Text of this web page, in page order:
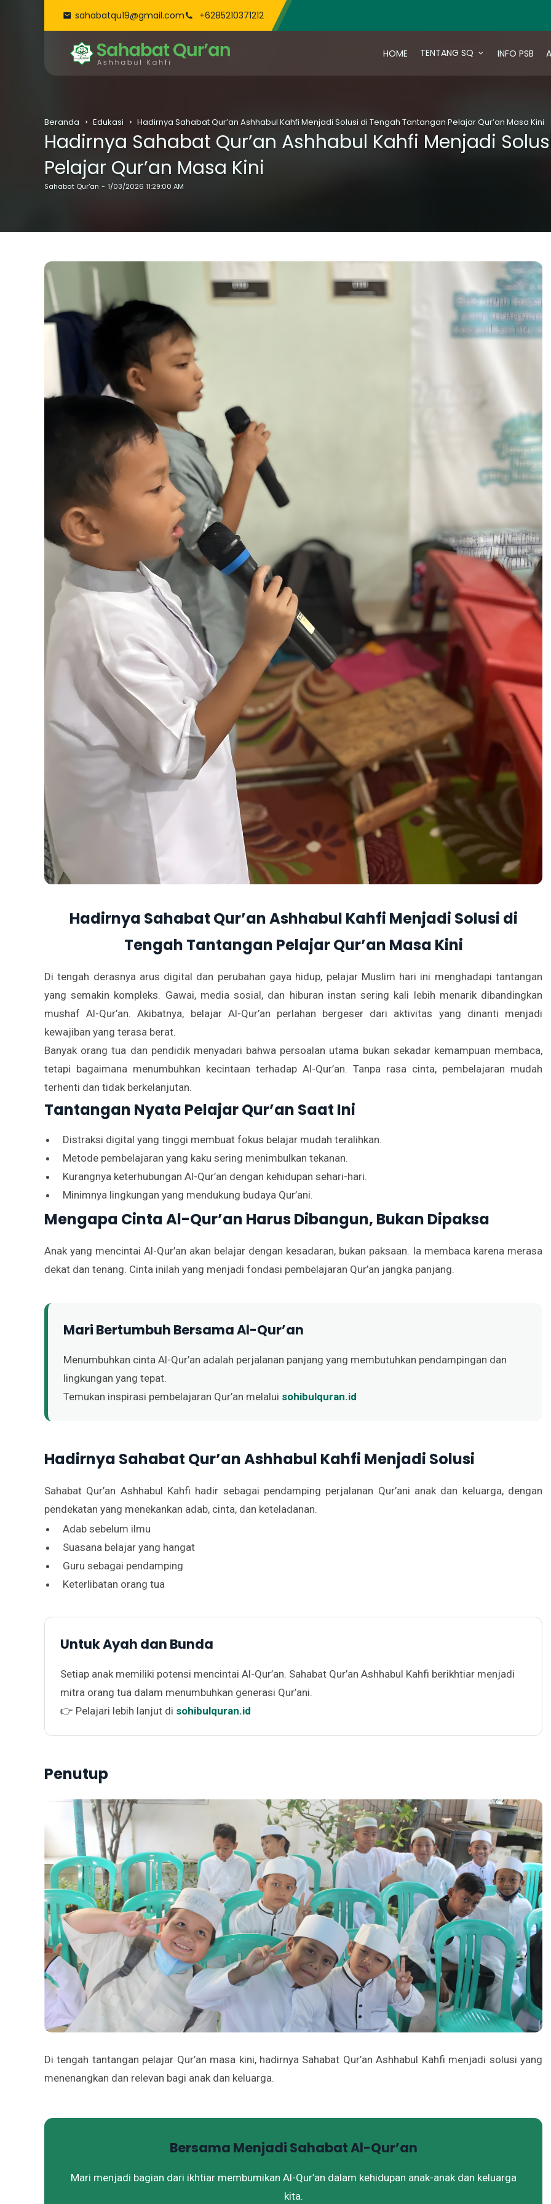
sahabatqu19@gmail.com +6285210371212
HOME TENTANG SQ INFO PSB
Beranda Edukasi Hadirnya Sahabat Qur’an Ashhabul Kahfi Menjadi Solusi di Tengah Tantangan Pelajar Qur’an Masa Kini
Sahabat Qur'an 1/03/2026 11:29:00 AM
Hadirnya Sahabat Qur’an Ashhabul Kahfi Menjadi
Pelajar Qur’an Masa Kini
Hadirnya Sahabat Qur’an Ashhabul Kahfi Menjadi Solusi di
Tengah Tantangan Pelajar Qur’an Masa Kini
Di tengah derasnya arus digital dan perubahan gaya hidup, pelajar Muslim hari ini menghadapi tantangan
yang semakin kompleks. Gawai, media sosial, dan hiburan instan sering kali lebih menarik dibandingkan
mushaf Al-Qur’an. Akibatnya, belajar Al-Qur’an perlahan bergeser dari aktivitas yang dinanti menjadi
kewajiban yang terasa berat.
Banyak orang tua dan pendidik menyadari bahwa persoalan utama bukan sekadar kemampuan membaca,
tetapi bagaimana menumbuhkan kecintaan terhadap Al-Qur’an. Tanpa rasa cinta, pembelajaran mudah
terhenti dan tidak berkelanjutan.
Tantangan Nyata Pelajar Qur’an Saat Ini
Distraksi digital yang tinggi membuat fokus belajar mudah teralihkan.
Metode pembelajaran yang kaku sering menimbulkan tekanan.
Kurangnya keterhubungan Al-Qur’an dengan kehidupan sehari-hari.
Minimnya lingkungan yang mendukung budaya Qur’ani.
Mengapa Cinta Al-Qur’an Harus Dibangun, Bukan Dipaksa
Anak yang mencintai Al-Qur’an akan belajar dengan kesadaran, bukan paksaan. Ia membaca karena merasa
dekat dan tenang. Cinta inilah yang menjadi fondasi pembelajaran Qur’an jangka panjang.
Mari Bertumbuh Bersama Al-Qur’an
Menumbuhkan cinta Al-Qur’an adalah perjalanan panjang yang membutuhkan pendampingan dan
lingkungan yang tepat.
Temukan inspirasi pembelajaran Qur’an melalui sohibulquran.id
Hadirnya Sahabat Qur’an Ashhabul Kahfi Menjadi Solusi
Sahabat Qur’an Ashhabul Kahfi hadir sebagai pendamping perjalanan Qur’ani anak dan keluarga, dengan
pendekatan yang menekankan adab, cinta, dan keteladanan.
Adab sebelum ilmu
Suasana belajar yang hangat
Guru sebagai pendamping
Keterlibatan orang tua
Untuk Ayah dan Bunda
Setiap anak memiliki potensi mencintai Al-Qur’an. Sahabat Qur’an Ashhabul Kahfi berikhtiar menjadi
mitra orang tua dalam menumbuhkan generasi Qur’ani.
👉 Pelajari lebih lanjut di sohibulquran.id
Penutup
Di tengah tantangan pelajar Qur’an masa kini, hadirnya Sahabat Qur’an Ashhabul Kahfi menjadi solusi yang
menenangkan dan relevan bagi anak dan keluarga.
Bersama Menjadi Sahabat Al-Qur’an
Mari menjadi bagian dari ikhtiar membumikan Al-Qur’an dalam kehidupan anak-anak dan keluarga
kita.